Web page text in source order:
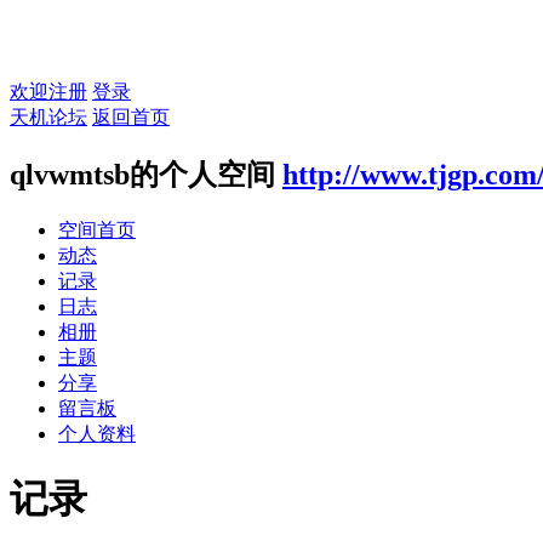
欢迎注册 登录
天机论坛 返回首页
qlvwmtsb的个人空间 http://
空间首页
动态
记录
日志
相册
主题
分享
留言板
个人资料
记录